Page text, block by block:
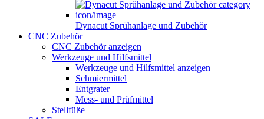
Dynacut Sprühanlage und Zubehör
CNC Zubehör
CNC Zubehör anzeigen
Werkzeuge und Hilfsmittel
Werkzeuge und Hilfsmittel anzeigen
Schmiermittel
Entgrater
Mess- und Prüfmittel
Stellfüße